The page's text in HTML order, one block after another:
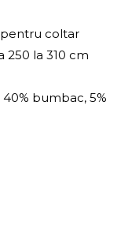
coltar
250 la 310 cm
bumbac, 5%